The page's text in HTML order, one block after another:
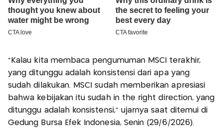
“Kalau kita membaca pengumuman MSCI terakhir,
yang ditunggu adalah konsistensi dari apa yang
sudah dilakukan. MSCI sudah memberikan apresiasi
bahwa kebijakan itu sudah in the right direction, yang
ditunggu adalah konsistensi,” ujarnya saat ditemui di
Gedung Bursa Efek Indonesia, Senin (29/6/2026).